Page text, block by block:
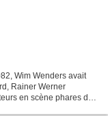
Wim Wenders avait
Rainer Werner
en scène phares de